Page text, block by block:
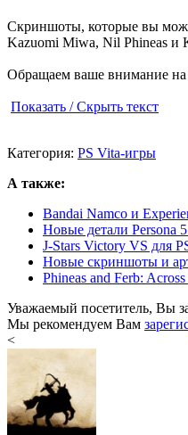
Скриншоты, которые вы
Kazuomi Miwa, Nil Phineas и
Обращаем ваше внимание на
Показать / Скрыть текст
Категория: PS Vita-игры
А также:
Bandai Namco и
Новые детали Persona
J-Stars Victory VS для
Новые скриншоты и
Phineas and Ferb:
Уважаемый посетитель, Вы
Мы рекомендуем Вам
<